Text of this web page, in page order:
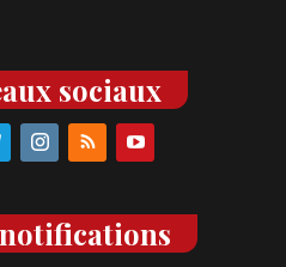
sociaux
notifications